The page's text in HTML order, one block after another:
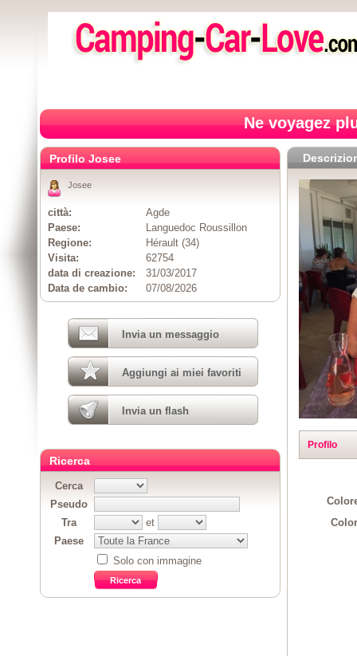
Ne voyagez
Profilo
Profilo Josee
Josee
città:
Agde
Paese:
Languedoc Roussillon
Regione:
Hérault (34)
Visita:
62754
data di creazione:
31/03/2017
Data de cambio:
07/08/2026
Invia un messaggio
Aggiungi ai miei favoriti
Invia un flash
Ricerca
Cerca
Pseudo
Tra
et
Paese
Solo con immagine